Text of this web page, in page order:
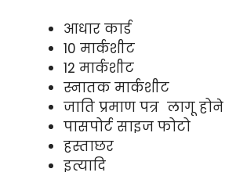
आधार कार्ड
10 मार्कशीट
12 मार्कशीट
स्नातक मार्कशीट
जाति प्रमाण पत्र लागू
पासपोर्ट साइज फोटो
हस्ताछर
इत्यादि